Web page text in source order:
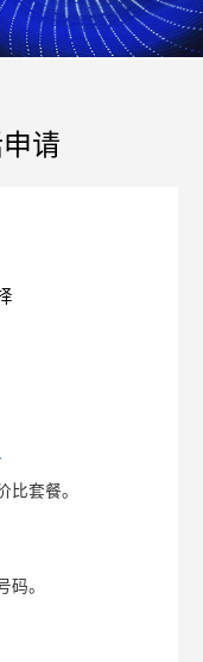
请
比套餐。
码。